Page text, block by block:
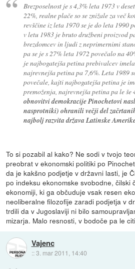
Brezposelnost je s 4,3% leta 1973 v
22%, realne plače so se znižale za več
revščine iz leta 1970 se je do leta 1990
v letu 1983 je bruto družbeni proizvod
brezdomcev in ljudi z neprimernimi
pa se je s 27% leta 1972 povečalo na
je najbogatejša petina prebivalcev
najrevnejša petina pa 7,6%. Leta 1989
povečale, kajti najbogatejša petina je
premoženja, najrevnejša petina pa le še
obnovitvi demokracije Pinochetovi
nasprotniki) ohranili večji del
najbolj razvita država Latinske
To si pozabil al kako? Ne sodi v tvojo
preobrat v ekonomski politiki po
da je kakšno podjetje v državni lasti, je
po indeksu ekonomske svobodne, čilski
ekonomiji, ki ga občuduje vsak resen
neoliberalne filozofije zaradi podjetja v
trdili da v Jugoslaviji ni bilo
mizarja. Malo resnosti, v bodoče pa le
Vajenc
::3. mar 2011, 14:40